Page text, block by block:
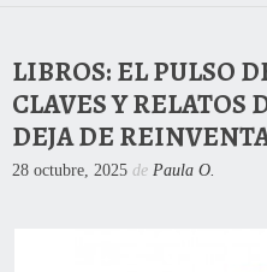
LIBROS: EL PULSO
CLAVES Y RELATOS
DEJA DE
28 octubre, 2025 de Paula O.